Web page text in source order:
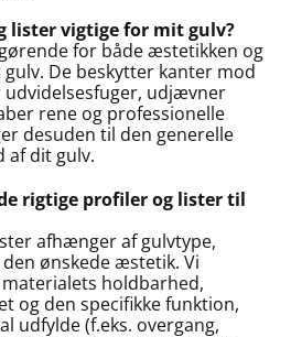
lister vigtige for mit gulv?
for både æstetikken og
De beskytter kanter mod
udvidelsesfuger, udjævner
rene og professionelle
desuden til den generelle
af dit gulv.
rigtige profiler og lister til
afhænger af gulvtype,
ønskede æstetik. Vi
holdbarhed,
og den specifikke funktion,
udfylde (f.eks. overgang,